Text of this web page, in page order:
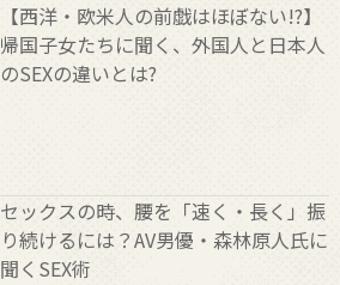
【西洋・欧米人の前戯はほぼない!?】
帰国子女たちに聞く、外国人と日本人
のSEXの違いとは?
セックスの時、腰を「速く・長く」振
り続けるには？AV男優・森林原人氏に
聞くSEX術